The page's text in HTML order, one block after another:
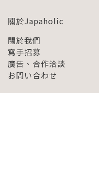
關於Japaholic
關於我們
寫手招募
廣告、合作洽談
お問い合わせ